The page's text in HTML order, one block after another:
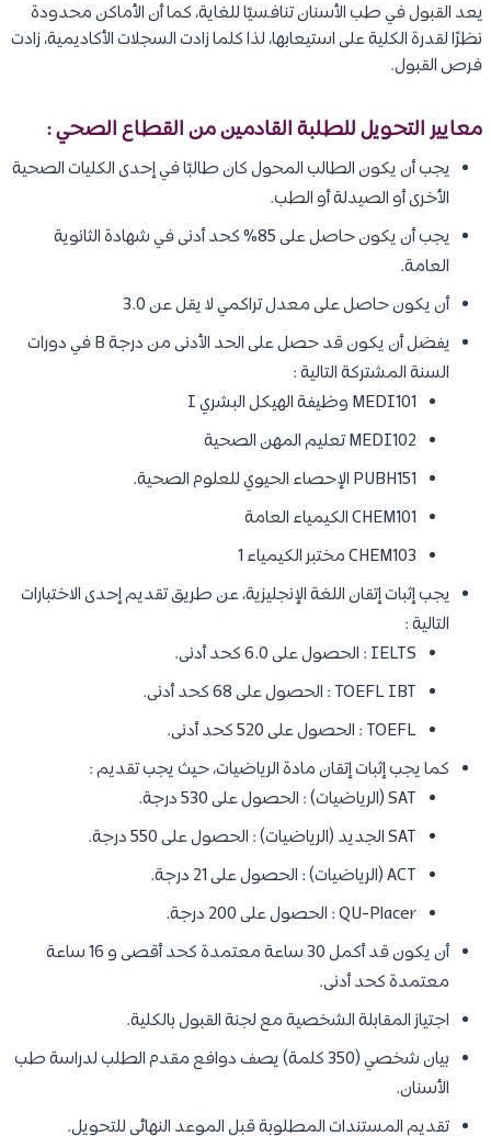
يعد القبول في طب الأسنان تنافسيًا للغاية، كما أن الأماكن محدودة
نظرًا لقدرة الكلية على استيعابها، لذا كلما زادت السجلات الأكاديمية، زادت
فرص القبول.
معايير التحويل للطلبة القادمين من القطاع الصحي :
يجب أن يكون الطالب المحول كان طالبًا في إحدى الكليات الصحية
الأخرى أو الصيدلة أو الطب.
يجب أن يكون حاصل على 85% كحد أدنى في شهادة الثانوية
العامة.
أن يكون حاصل على معدل تراكمي لا يقل عن 3.0
يفضل أن يكون قد حصل على الحد الأدنى من درجة B في دورات
السنة المشتركة التالية :
MEDI101 وظيفة الهيكل البشري I
MEDI102 تعليم المهن الصحية
PUBH151 الإحصاء الحيوي للعلوم الصحية.
CHEM101 الكيمياء العامة
CHEM103 مختبر الكيمياء 1
يجب إثبات إتقان اللغة الإنجليزية، عن طريق تقديم إحدى الاختبارات
التالية :
IELTS : الحصول على 6.0 كحد أدنى.
TOEFL IBT : الحصول على 68 كحد أدنى.
TOEFL : الحصول على 520 كحد أدنى.
كما يجب إثبات إتقان مادة الرياضيات، حيث يجب تقديم :
SAT (الرياضيات) : الحصول على 530 درجة.
SAT الجديد (الرياضيات) : الحصول على 550 درجة.
ACT (الرياضيات) : الحصول على 21 درجة.
QU-Placer : الحصول على 200 درجة.
أن يكون قد أكمل 30 ساعة معتمدة كحد أقصى و 16 ساعة
معتمدة كحد أدنى.
اجتياز المقابلة الشخصية مع لجنة القبول بالكلية.
بيان شخصي (350 كلمة) يصف دوافع مقدم الطلب لدراسة طب
الأسنان.
تقديم المستندات المطلوبة قبل الموعد النهائي للتحويل.